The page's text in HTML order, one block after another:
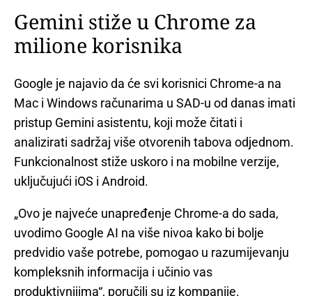
Gemini stiže u Chrome za
milione korisnika
Google je najavio da će svi korisnici Chrome-a na
Mac i Windows računarima u SAD-u od danas imati
pristup Gemini asistentu, koji može čitati i
analizirati sadržaj više otvorenih tabova odjednom.
Funkcionalnost stiže uskoro i na mobilne verzije,
uključujući iOS i Android.
„Ovo je najveće unapređenje Chrome-a do sada,
uvodimo Google AI na više nivoa kako bi bolje
predvidio vaše potrebe, pomogao u razumijevanju
kompleksnih informacija i učinio vas
produktivnijima“, poručili su iz kompanije.